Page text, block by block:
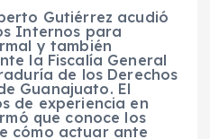
Gutiérrez acudió
Internos para
y también
la Fiscalía General
de los Derechos
Guanajuato. El
de experiencia en
que conoce los
cómo actuar ante